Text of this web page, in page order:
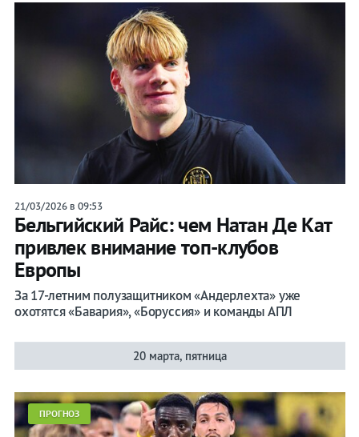
21/03/2026 в 09:53
Бельгийский Райс: чем Натан Де Кат
привлек внимание топ-клубов
Европы
За 17-летним полузащитником «Андерлехта» уже
охотятся «Бавария», «Боруссия» и команды АПЛ
20 марта, пятница
ПРОГНОЗ